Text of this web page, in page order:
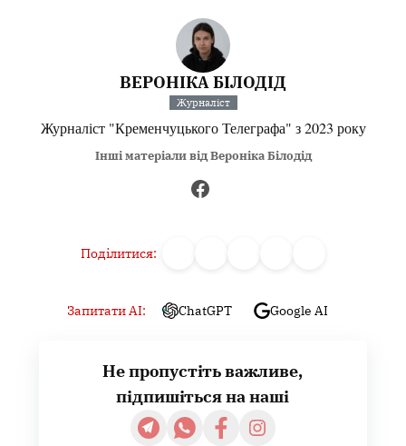
ВЕРОНІКА БІЛОДІД
Журналіст
Журналіст "Кременчуцького Телеграфа" з 2023 року
Інші матеріали від Вероніка Білодід
Поділитися:
Запитати AI: ChatGPT Google AI
Не пропустіть важливе,
підпишіться на наші